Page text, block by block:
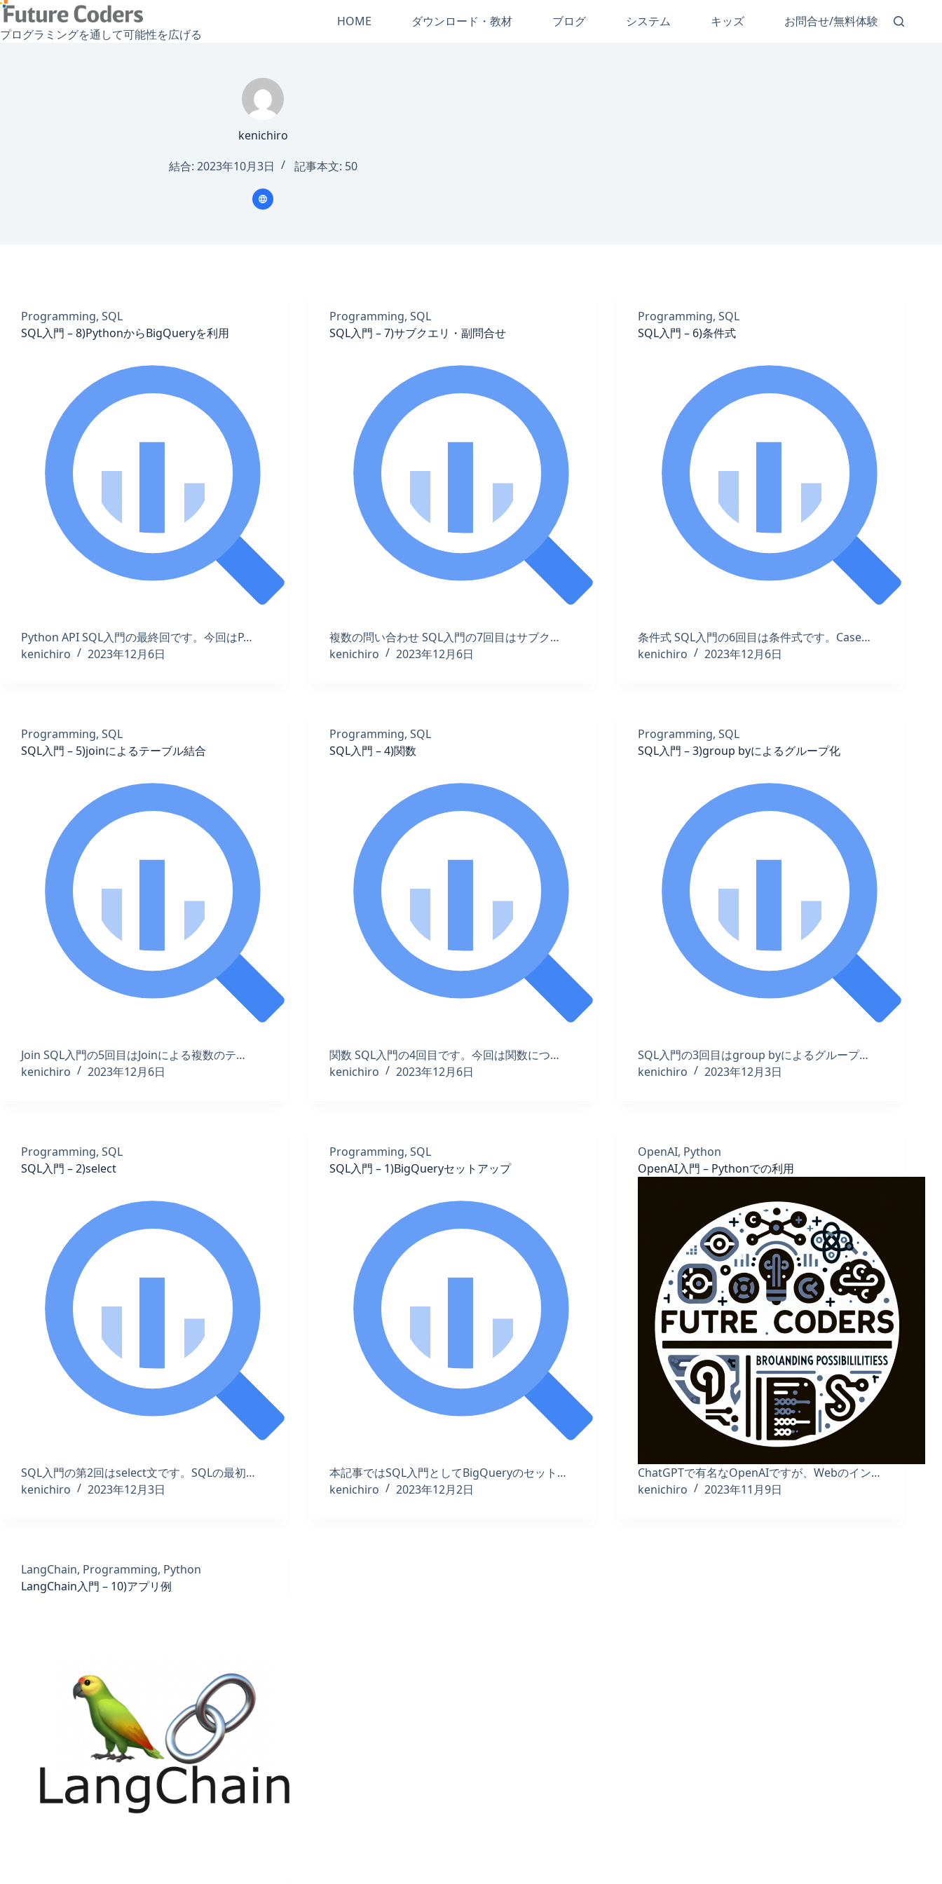
コ
ン
テ
プログラミングを通して可能性を広げる
HOME ダウンロード・教材 ブログ システム キッズ お問合せ/無料体験
kenichiro
結合: 2023年10月3日
記事本文: 50
Programming, SQL
SQL入門 – 8)PythonからBigQueryを利用
Python API SQL入門の最終回です。今回はP…
kenichiro
2023年12月6日
Programming,SQL
SQL入門 – 7)サブクエリ・副問合せ
複数の問い合わせ SQL入門の7回目はサブク…
kenichiro
2023年12月6日
Programming,SQL
SQL入門 – 6)条件式
条件式 SQL入門の6回目は条件式です。Case…
kenichiro
2023年12月6日
Programming, SQL
SQL入門 – 5)joinによるテーブル結合
Join SQL入門の5回目はJoinによる複数のテ…
kenichiro
2023年12月6日
Programming,SQL
SQL入門 – 4)関数
関数 SQL入門の4回目です。今回は関数につ…
kenichiro
2023年12月6日
Programming,SQL
SQL入門 – 3)group byによるグループ化
SQL入門の3回目はgroup byによるグループ…
kenichiro
2023年12月3日
Programming, SQL
SQL入門 – 2)select
SQL入門の第2回はselect文です。SQLの最初…
kenichiro
2023年12月3日
Programming,SQL
SQL入門 – 1)BigQueryセットアップ
本記事ではSQL入門としてBigQueryのセット…
kenichiro
2023年12月2日
OpenAI, Python
OpenAI入門 – Pythonでの利用
ChatGPTで有名なOpenAIですが、Webのイン…
kenichiro
2023年11月9日
LangChain, Programming, Python
LangChain入門 – 10)アプリ例